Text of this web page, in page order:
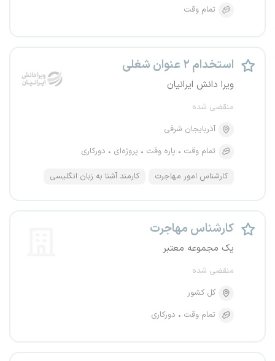
تمام وقت
استخدام ۲ عنوان شغلی
ویرا دانش ایرانیان
منقضی شده
آذربایجان شرقی
تمام وقت
پاره وقت پروژه‌ای دورکاری
کارشناس امور مهاجرت کارمند آشنا به زبان انگلیسی
کارشناس مهاجرت
یک مجموعه معتبر
منقضی شده
کل کشور
تمام وقت
دورکاری